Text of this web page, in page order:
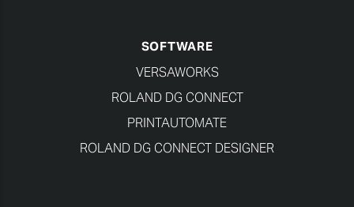
SOFTWARE
VERSAWORKS
ROLAND DG CONNECT
PRINTAUTOMATE
ROLAND DG CONNECT DESIGNER